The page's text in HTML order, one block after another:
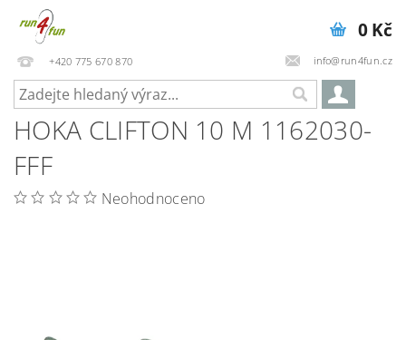
+420 775 670 870 info@run4fun.cz
0 Kč
HOKA CLIFTON 10 M 1162030-
FFF
Neohodnoceno